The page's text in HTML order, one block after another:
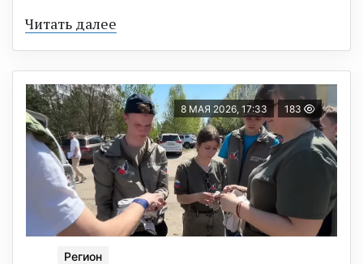
Читать далее
8 МАЯ 2026, 17:33 183
Регион